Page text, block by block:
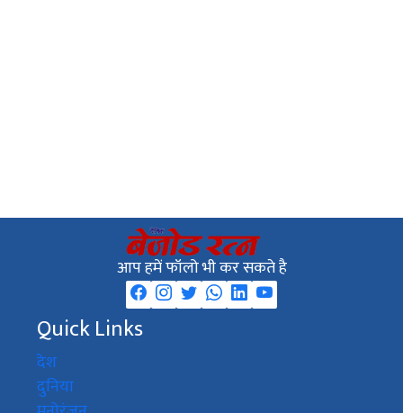
आप हमें फॉलो भी कर सकते है
Quick Links
देश
दुनिया